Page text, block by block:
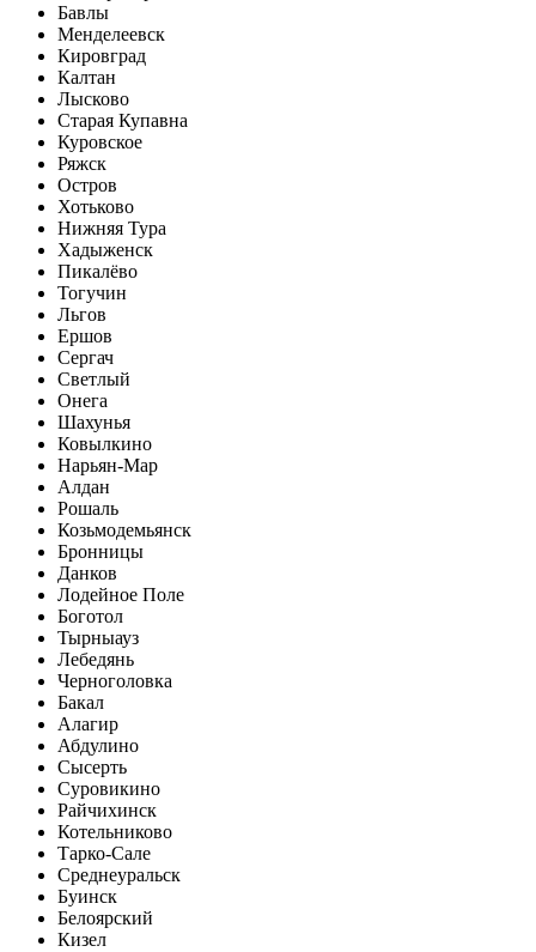
Бавлы
Менделеевск
Кировград
Калтан
Лысково
Старая Купавна
Куровское
Ряжск
Остров
Хотьково
Нижняя Тура
Хадыженск
Пикалёво
Тогучин
Льгов
Ершов
Сергач
Светлый
Онега
Шахунья
Ковылкино
Нарьян-Мар
Алдан
Рошаль
Козьмодемьянск
Бронницы
Данков
Лодейное Поле
Боготол
Тырныауз
Лебедянь
Черноголовка
Бакал
Алагир
Абдулино
Сысерть
Суровикино
Райчихинск
Котельниково
Тарко-Сале
Среднеуральск
Буинск
Белоярский
Кизел